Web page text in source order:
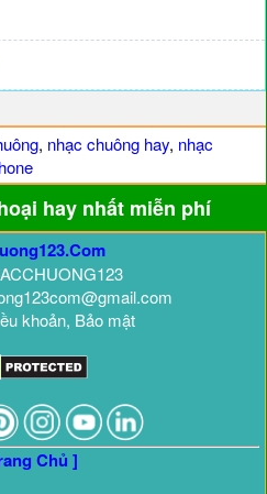
, nhạc chuông hay, nhạc
hay nhất miễn phí
khoản, Bảo mật
Chủ ]